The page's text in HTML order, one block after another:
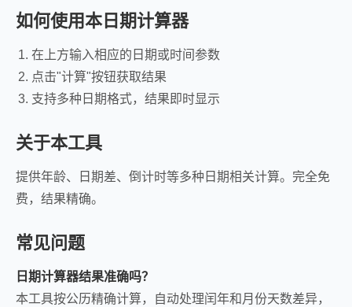
如何使用本日期计算器
在上方输入相应的日期或时间参数
点击"计算"按钮获取结果
支持多种日期格式，结果即时显示
关于本工具
提供年龄、日期差、倒计时等多种日期相关计算。完全免
费，结果精确。
常见问题
日期计算器结果准确吗？
本工具按公历精确计算，自动处理闰年和月份天数差异，